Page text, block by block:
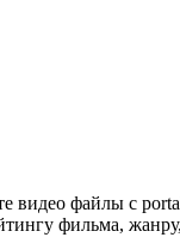
видео файлы с
фильма,